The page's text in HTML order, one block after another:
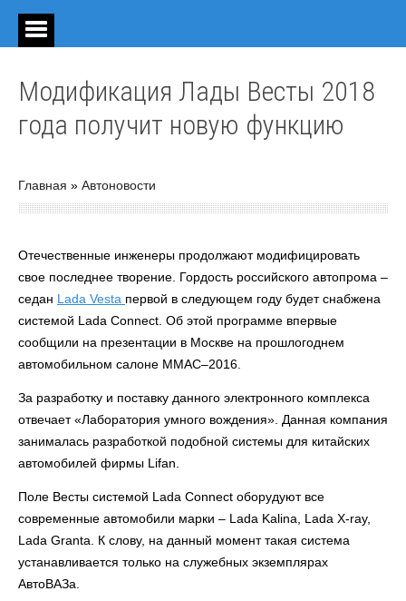
Модификация Лады Весты 2018
года получит новую функцию
Главная » Автоновости
Отечественные инженеры продолжают модифицировать
свое последнее творение. Гордость российского автопрома –
седан Lada Vesta первой в следующем году будет снабжена
системой Lada Connect. Об этой программе впервые
сообщили на презентации в Москве на прошлогоднем
автомобильном салоне ММАС–2016.
За разработку и поставку данного электронного комплекса
отвечает «Лаборатория умного вождения». Данная компания
занималась разработкой подобной системы для китайских
автомобилей фирмы Lifan.
Поле Весты системой Lada Connect оборудуют все
современные автомобили марки – Lada Kalina, Lada X-ray,
Lada Granta. К слову, на данный момент такая система
устанавливается только на служебных экземплярах
АвтоВАЗа.